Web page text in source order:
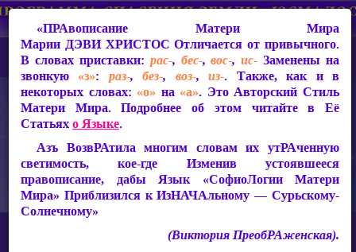
СакРАльная Поэзия Матери Мира
КАЛИМА ЗОВ
«ПРАвописание Матери Мира
Марии ДЭВИ ХРИСТОС Отличается от привычного.
В словах приставки: рас-, бес-,вос-,ис- Заменены на
звонкую «з»: раз-,без-, воз-,из-. Также, как и в
некоторых словах: «о» на «а». Это Авторский Стиль
Матери Мира. Подробнее об этом читайте в Её
Статьяхо Языке.
Азъ ВозвРАтила многим словам их утРАченную
светимость, кое-где Изменив устоявшееся
правописание, дабы Язык «СофиоЛогии Матери
Мира» Приблизился к ИзНАЧАльному — Сурьскому-
Солнечному»
(Виктория ПреобРАженская).